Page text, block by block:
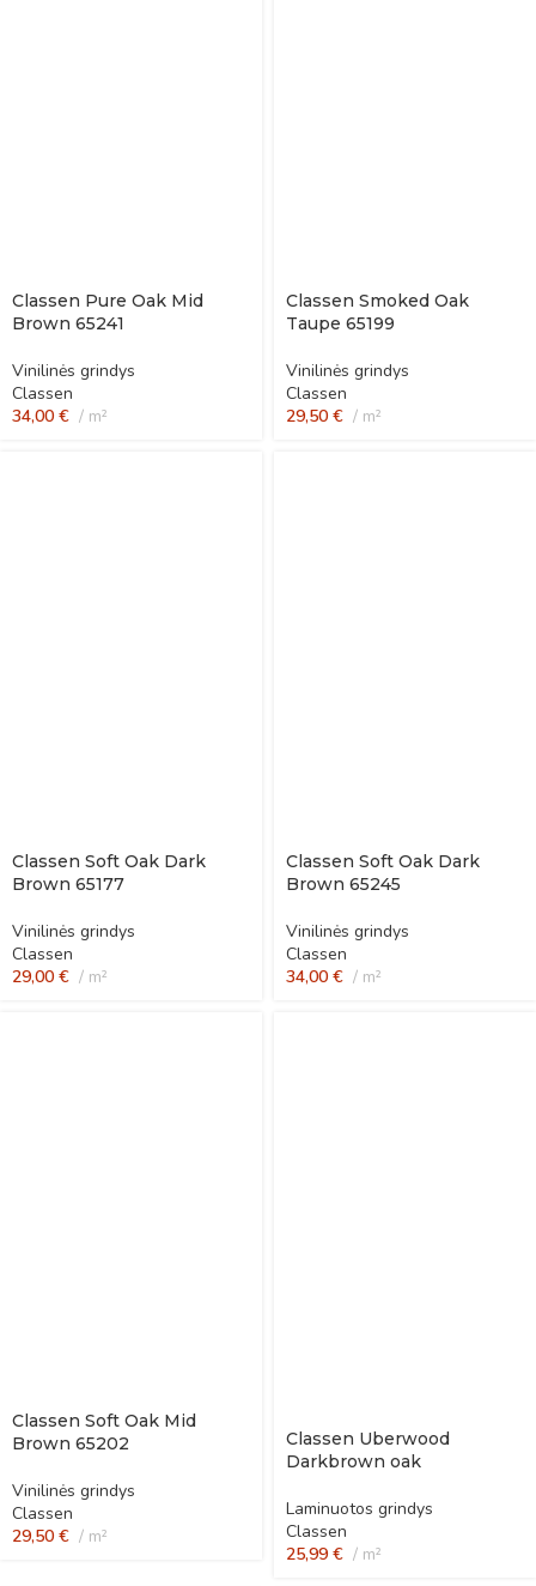
Classen Pure Oak Mid
Brown 65241
Vinilinės grindys
Classen
34,00 € m²
Classen Smoked Oak
Taupe 65199
Vinilinės grindys
Classen
29,50 € m²
Classen Soft Oak Dark
Brown 65177
Vinilinės grindys
Classen
29,00 € m²
Classen Soft Oak Dark
Brown 65245
Vinilinės grindys
Classen
34,00 € m²
Classen Soft Oak Mid
Brown 65202
Vinilinės grindys
Classen
29,50 € m²
Classen Uberwood
Darkbrown oak
Laminuotos grindys
Classen
25,99 € m²